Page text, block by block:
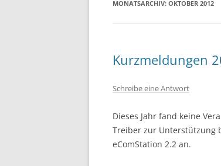
MONATSARCHIV: OKTOBER 2012
Kurzmeldungen
Schreibe eine Antwort
Dieses Jahr fand keine
Treiber zur Unterstützung
eComStation 2.2 an.